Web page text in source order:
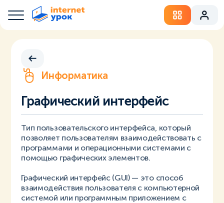
Информатика
Графический интерфейс
Тип пользовательского интерфейса, который
позволяет пользователям взаимодействовать с
программами и операционными системами с
помощью графических элементов.
Графический интерфейс (GUI) — это способ
взаимодействия пользователя с компьютерной
системой или программным приложением с